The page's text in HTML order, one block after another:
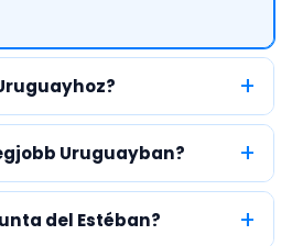
Uruguayban?
del Estéban?